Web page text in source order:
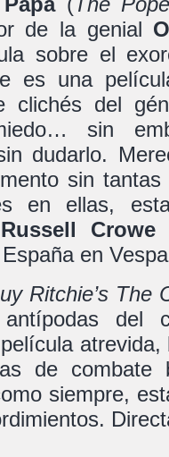
de la genial
sobre el
es una
clichés del
sin
dudarlo.
sin
en ellas,
Russell Crowe
en
Ritchie’s The
del
atrevida,
de
siempre,